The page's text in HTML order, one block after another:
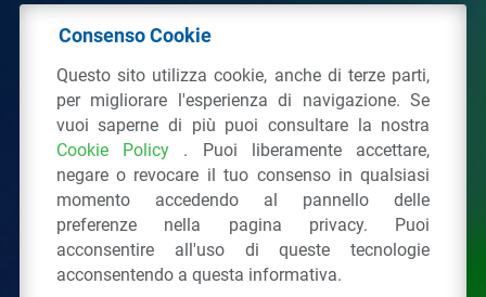
Plastiche da Riciclo
C.F. 97381090154
Via San Vittore 36 20123Milano (MI)
Tel.: 02 43928225.
Tutti i diritti riservati Privacy Policy &Cookie
Consenso Cookie
Questo sito utilizza cookie, anche di terze parti,
per migliorare l'esperienza di navigazione. Se
vuoi saperne di più puoi consultare la nostra
Cookie Policy . Puoi liberamente accettare,
negare o revocare il tuo consenso in qualsiasi
momento accedendo al pannello delle
preferenze nella pagina privacy. Puoi
acconsentire all'uso di queste tecnologie
acconsentendo a questa informativa.